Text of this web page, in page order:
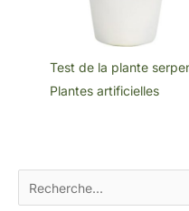
Test de la plante
Plantes artificielles